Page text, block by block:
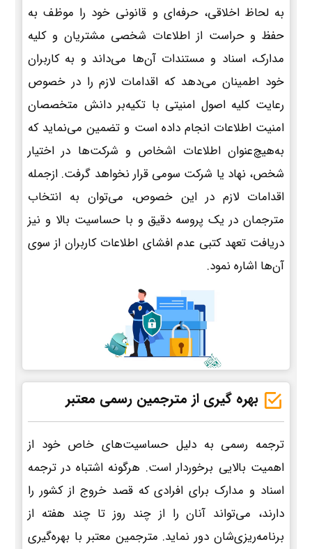
به لحاظ اخلاقی، حرفه‌ای و قانونی خود را موظف به
حفظ و حراست از اطلاعات شخصی مشتریان و کلیه
مدارک، اسناد و مستندات آن‌ها می‌داند و به کاربران
خود اطمینان می‌دهد که اقدامات لازم را در خصوص
رعایت کلیه اصول امنیتی با تکیه‌بر دانش متخصصان
امنیت اطلاعات انجام داده است و تضمین می‌نماید که
به‌هیچ‌عنوان اطلاعات اشخاص و شرکت‌ها در اختیار
شخص، نهاد یا شرکت سومی قرار نخواهد گرفت. ازجمله
اقدامات لازم در این خصوص، می‌توان به انتخاب
مترجمان در یک پروسه دقیق و با حساسیت بالا و نیز
دریافت تعهد کتبی عدم افشای اطلاعات کاربران از سوی
آن‌ها اشاره نمود.
بهره گیری از مترجمین رسمی معتبر
ترجمه رسمی به دلیل حساسیت‌های خاص خود از
اهمیت بالایی برخوردار است. هرگونه اشتباه در ترجمه
اسناد و مدارک برای افرادی که قصد خروج از کشور را
دارند، می‌تواند آنان را از چند روز تا چند هفته از
برنامه‌ریزی‌شان دور نماید. مترجمین معتبر با بهره‌گیری